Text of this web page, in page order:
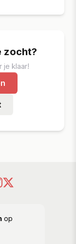
zocht?
je klaar!
op